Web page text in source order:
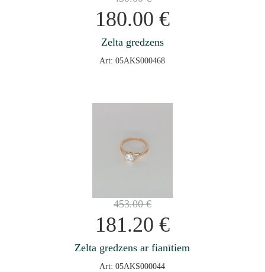
180.00 €
Zelta gredzens
Art: 05AKS000468
453.00€
181.20 €
Zelta gredzens ar fianītiem
Art: 05AKS000044